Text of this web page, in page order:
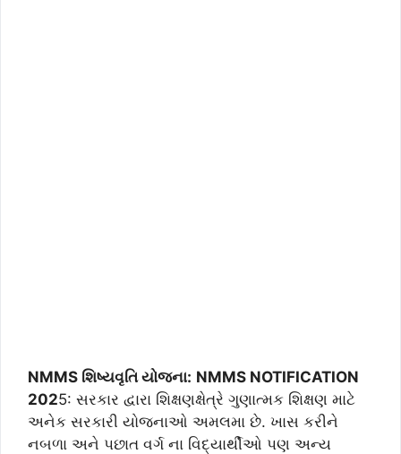
NMMS શિષ્યવૃતિ યોજના: NMMS NOTIFICATION
2025: સરકાર દ્વારા શિક્ષણક્ષેત્રે ગુણાત્મક શિક્ષણ માટે
અનેક સરકારી યોજનાઓ અમલમા છે. ખાસ કરીને
નબળા અને પછાત વર્ગ ના વિદ્યાર્થીઓ પણ અન્ય